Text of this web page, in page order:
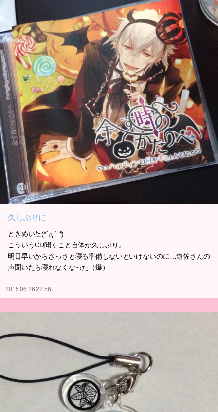
久しぶりに
ときめいた(*´д｀*)
こういうCD聞くこと自体が久しぶり。
明日早いからさっさと寝る準備しないといけないのに…遊佐さんの
声聞いたら寝れなくなった（爆）
2015.06.26 22:56